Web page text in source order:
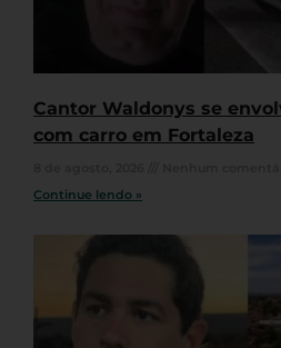
Cantor Waldonys se
com carro em Fortaleza
Continue lendo »